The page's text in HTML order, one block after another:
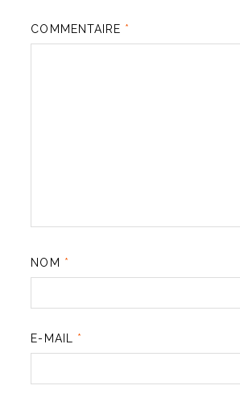
COMMENTAIRE *
NOM *
E-MAIL *